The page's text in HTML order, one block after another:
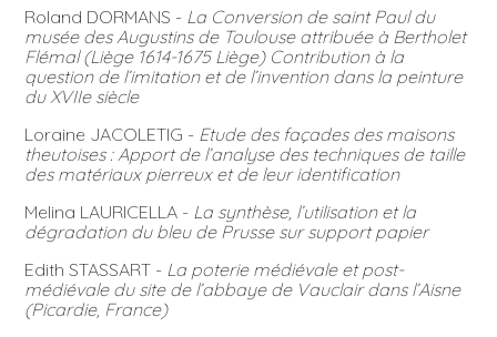
Roland DORMANS - La Conversion de saint Paul du
musée des Augustins de Toulouse attribuée à Bertholet
Flémal (Liège 1614-1675 Liège) Contribution à la
question de l’imitation et de l’invention dans la peinture
du XVIIe siècle
Loraine JACOLETIG - Etude des façades des maisons
theutoises : Apport de l’analyse des techniques de taille
des matériaux pierreux et de leur identification
Melina LAURICELLA - La synthèse, l’utilisation et la
dégradation du bleu de Prusse sur support papier
Edith STASSART - La poterie médiévale et post-
médiévale du site de l’abbaye de Vauclair dans l’Aisne
(Picardie, France)